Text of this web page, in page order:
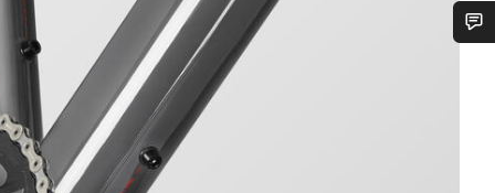
Benötigst du Hilfe?
Unsere Experten stehen dir jetzt im Chat zur Verfügung.